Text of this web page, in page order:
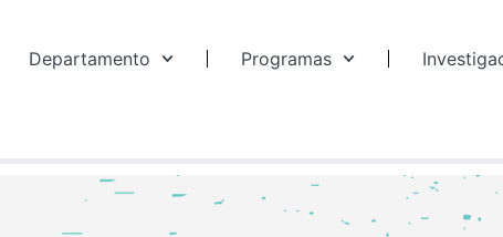
Departamento Programas